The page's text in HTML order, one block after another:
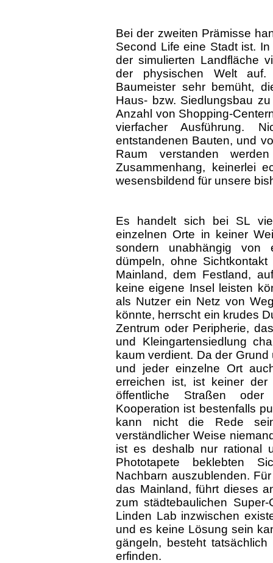
Bei der zweiten Prämisse
Second Life eine Stadt ist.
der simulierten Landfläche
der physischen Welt
Baumeister sehr bemüht,
Haus- bzw. Siedlungsbau
Anzahl von Shopping-
vierfacher Ausführung.
entstandenen Bauten, und
Raum verstanden
Zusammenhang, keinerlei
wesensbildend für unsere
Es handelt sich bei SL
einzelnen Orte in keiner
sondern unabhängig von
dümpeln, ohne
Mainland, dem Festland,
keine eigene Insel leisten
als Nutzer ein Netz von
könnte, herrscht ein krudes
Zentrum oder Peripherie,
und Kleingartensiedlung
kaum verdient. Da der
und jeder einzelne Ort
erreichen ist, ist keiner
öffentliche Straßen oder
Kooperation ist bestenfalls
kann nicht die Rede
verständlicher Weise
ist es deshalb nur rational
Phototapete beklebten
Nachbarn auszublenden.
das Mainland, führt dieses
zum städtebaulichen
Linden Lab inzwischen
und es keine Lösung sein
gängeln, besteht
erfinden.